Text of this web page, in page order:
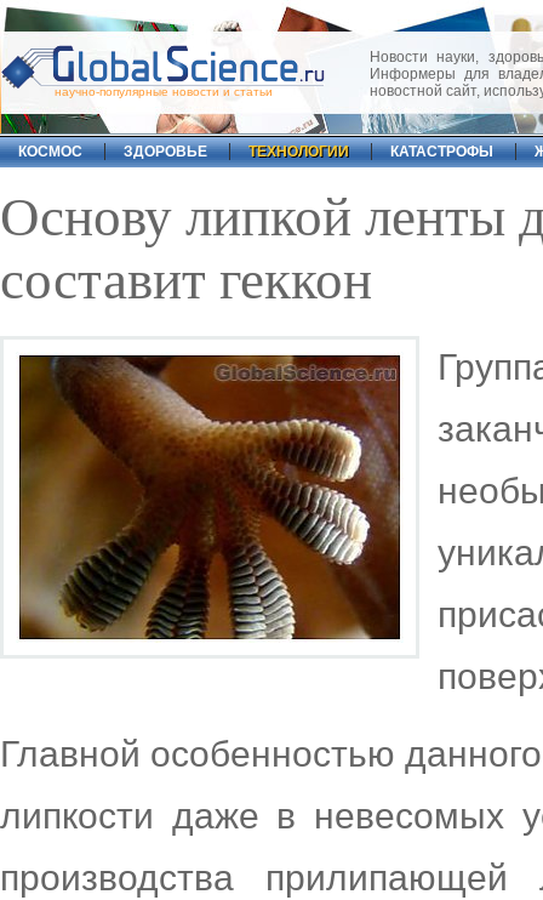
научно-популярные новости и статьи
Новости науки,
Информеры для
новостной сайт,
КОСМОС ЗДОРОВЬЕ ТЕХНОЛОГИИ КАТАСТРОФЫ
Основу липкой ленты
составит геккон
Главной особенностью
липкости даже в невесомых
производства